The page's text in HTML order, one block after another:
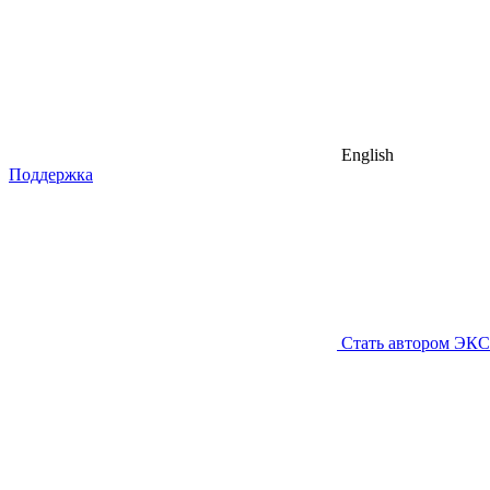
English
Поддержка
Стать автором